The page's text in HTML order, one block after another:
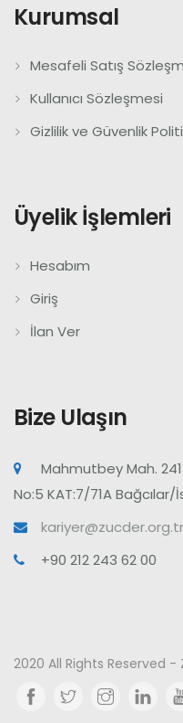
Kurumsal
Mesafeli Satış
Kullanıcı Sözleşmesi
Gizlilik ve Güvenlik
Üyelik İşlemleri
Hesabım
Giriş
İlan Ver
Bize Ulaşın
Mahmutbey Mah.
No:5 KAT:7/71A
kariyer@zucder.org.tr
+90 212 243 62 00
2020 All Rights Reserved -